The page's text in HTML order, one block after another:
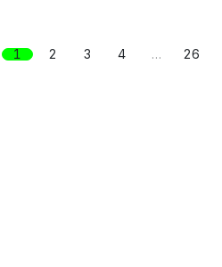
1 2 3 4 … 26